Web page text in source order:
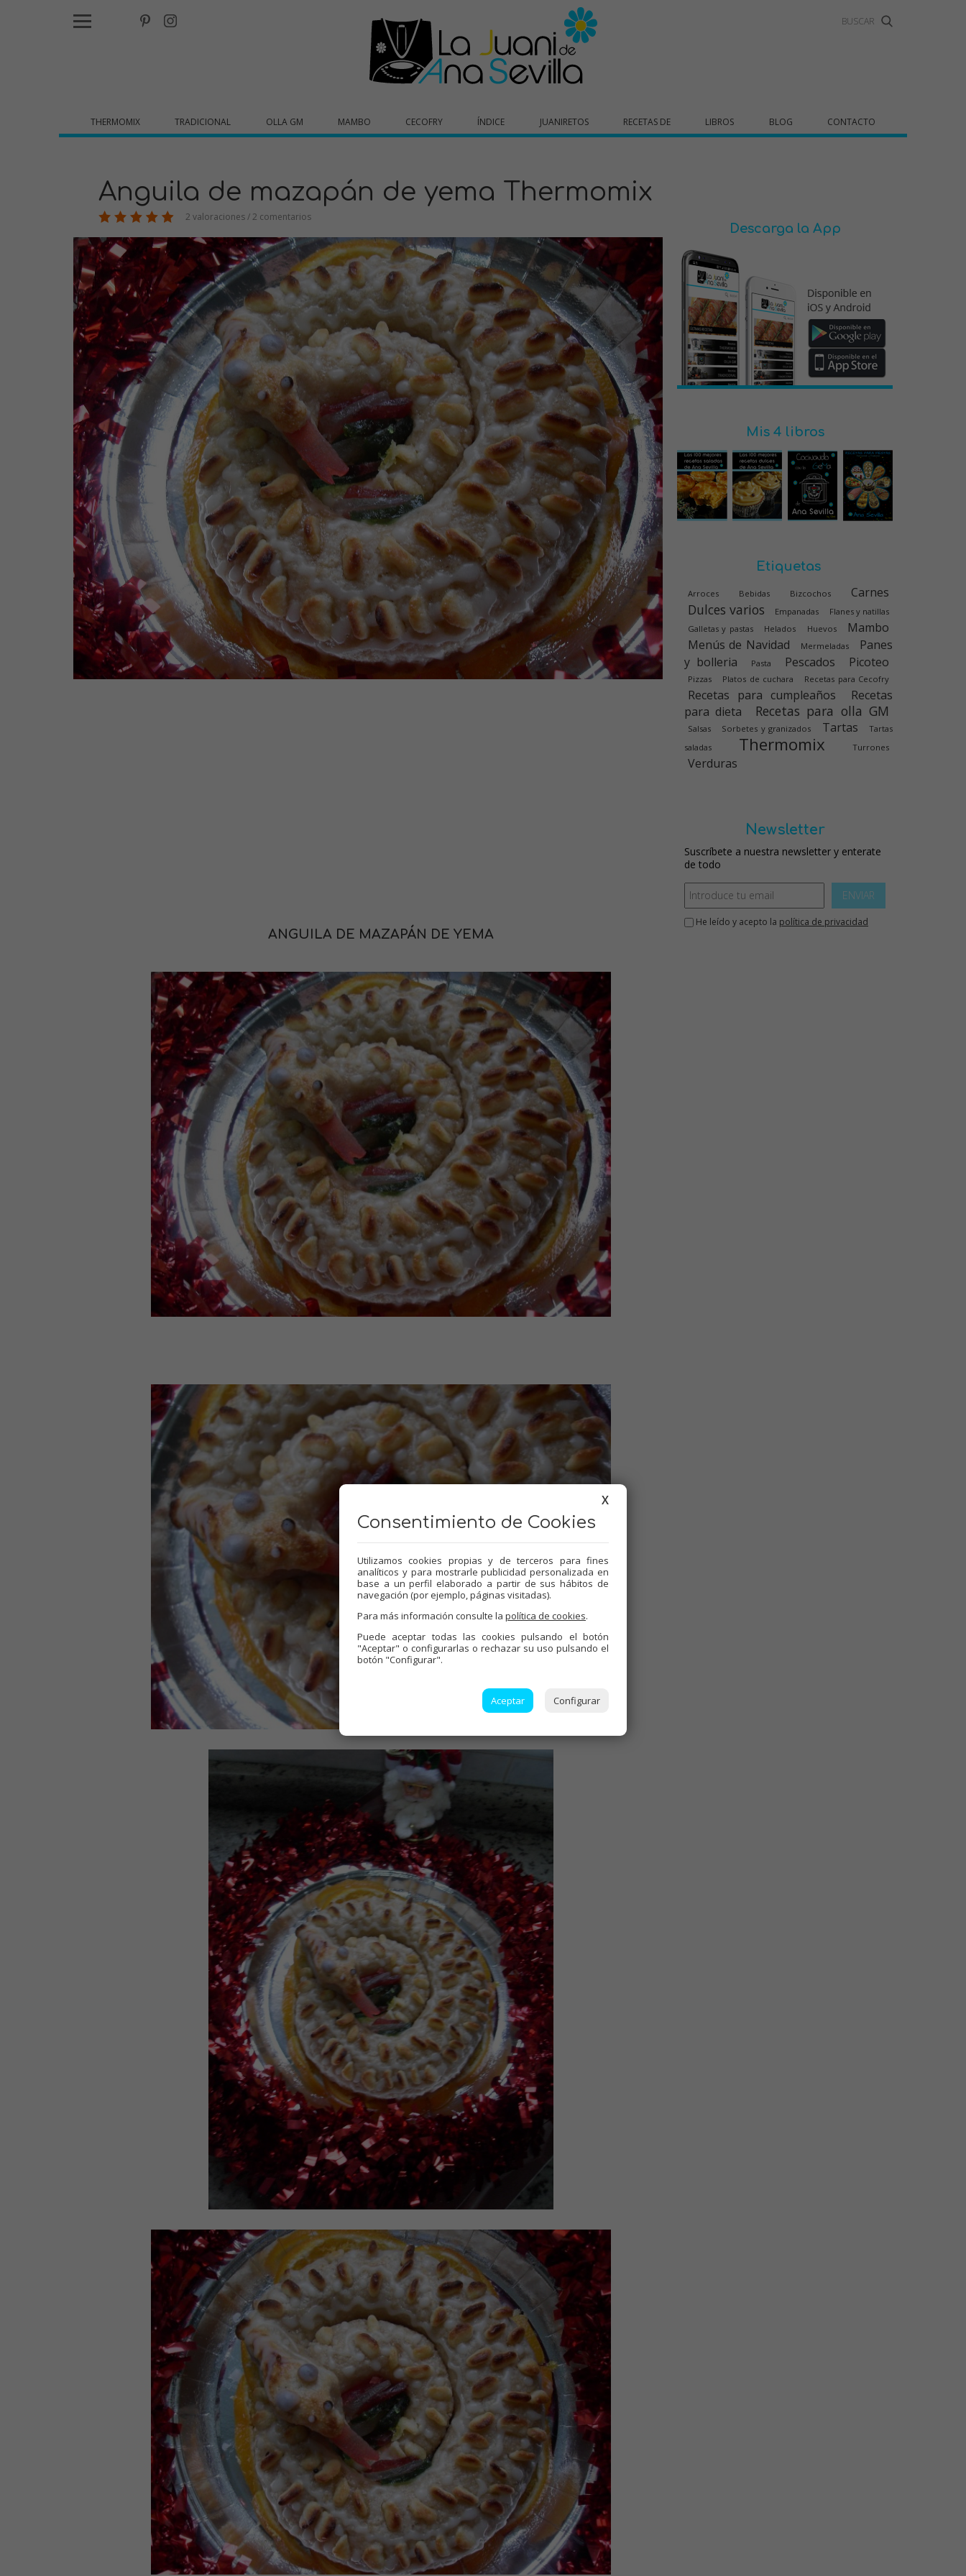
THERMOMIX TRADICIONAL OLLA GM MAMBO CECOFRY ÍNDICE JUANIRETOS RECETAS DE LIBROS BLOG CONTACTO
Anguila de mazapán de yema Thermomix
2 valoraciones / 2 comentarios
ANGUILA DE MAZAPÁN DE YEMA
Descarga la App
Mis 4 libros
Etiquetas
Arroces Bebidas Bizcochos Carnes
Dulces varios Empanadas
Flanes y natillas
Galletas y pastas
Helados Huevos
Mambo
Menús de Navidad
Mermeladas
Panes
y bolleria
Pasta Pescados Picoteo
Pizzas Platos de cuchara Recetas para Cecofry
Recetas para cumpleaños
Recetas
para dieta
Recetas para olla GM
Salsas Sorbetes y granizados Tartas
Tartas
saladas
Thermomix Turrones
Verduras
Newsletter
Suscríbete a nuestra newsletter y enterate
de todo
ENVIAR
He leído y acepto la política de privacidad
X
Consentimiento de Cookies
Utilizamos cookies propias y de terceros para fines
analíticos y para mostrarle publicidad personalizada en
base a un perfil elaborado a partir de sus hábitos de
navegación (por ejemplo, páginas visitadas).
Para más información consulte la política de cookies.
Puede aceptar todas las cookies pulsando el botón
"Aceptar" o configurarlas o rechazar su uso pulsando el
botón "Configurar".
Aceptar Configurar